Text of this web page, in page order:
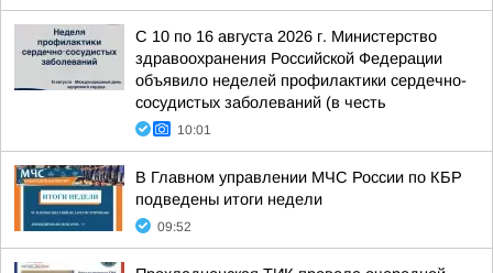
С 10 по 16 августа 2026 г. Министерство
здравоохранения Российской Федерации
объявило неделей профилактики сердечно-
сосудистых заболеваний (в честь
10:01
В Главном управлении МЧС России по КБР
подведены итоги недели
09:52